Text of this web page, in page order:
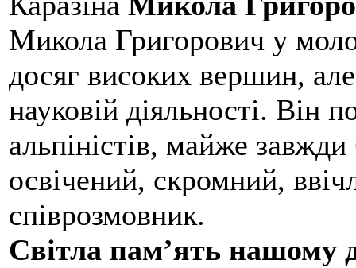
Микола Григорович у
досяг високих вершин,
науковій діяльності. Він
альпіністів, майже
освічений, скромний,
співрозмовник.
Світла пам’ять нашому